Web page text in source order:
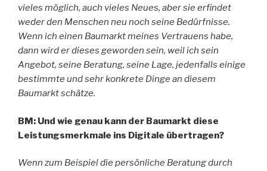
vieles möglich, auch vieles Neues, aber sie erfindet
weder den Menschen neu noch seine Bedürfnisse.
Wenn ich einen Baumarkt meines Vertrauens habe,
dann wird er dieses geworden sein, weil ich sein
Angebot, seine Beratung, seine Lage, jedenfalls einige
bestimmte und sehr konkrete Dinge an diesem
Baumarkt schätze.
BM: Und wie genau kann der Baumarkt diese
Leistungsmerkmale ins Digitale übertragen?
Wenn zum Beispiel die persönliche Beratung durch